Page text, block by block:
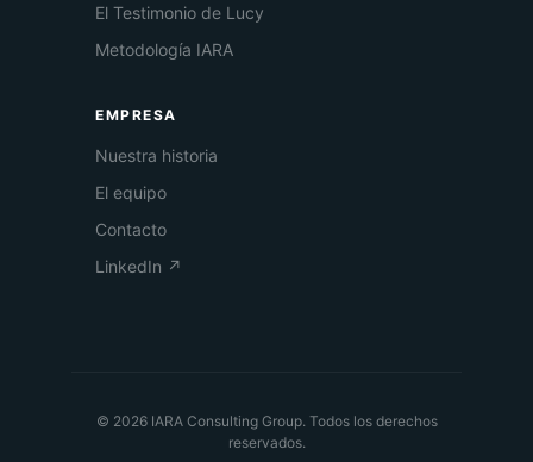
El Testimonio de Lucy
Metodología IARA
EMPRESA
Nuestra historia
El equipo
Contacto
LinkedIn ↗
© 2026 IARA Consulting Group. Todos los derechos
reservados.